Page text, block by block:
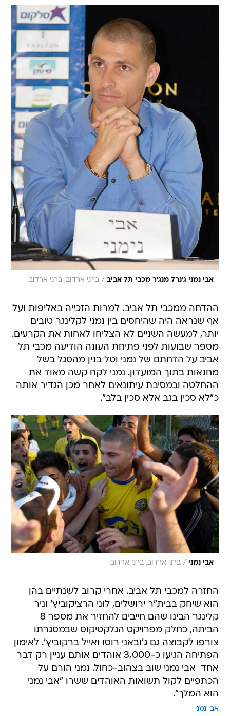
אבי נמני ג'נרל מנג'ר מכבי תל אביב / ברני ארדוב, ברני ארדוב
ההדחה ממכבי תל אביב. למרות הזכייה באליפות ועל
אף שנראה היה שהיחסים בין נמני לקלינגר טובים
יותר, למעשה השניים לא הצליחו לאחות את הקרעים.
מספר שבועות לפני פתיחת העונה הודיעה מכבי תל
אביב על הדחתם של נמני וטל בנין מהסגל בשל
מחנאות בתוך המועדון. נמני לקח קשה מאוד את
ההחלטה ובמסיבת עיתונאים לאחר מכן הגדיר אותה
כ"לא סכין בגב אלא סכין בלב".
אבי נמני / ברני ארדוב, ברני ארדוב
החזרה למכבי תל אביב. אחרי קרוב לשנתיים בהן
הוא שיחק בבית"ר ירושלים, לוני הרציקוביץ' וניר
קלינגר הבינו שהם חייבים להחזיר את מספר 8
הביתה, כחלק מפרויקט הגלקטיקוס שבמסגרתו
צורפו לקבוצה גם ג'ובאני רוסו ואייל ברקוביץ'. לאימון
הפתיחה הגיעו כ-3,000 אוהדים אותם עניין רק דבר
אחד  אבי נמני שוב בצהוב-כחול. נמני הורם על
הכתפיים לקול תשואות האוהדים ששרו "אבי נמני
הוא המלך".
אבי נמני